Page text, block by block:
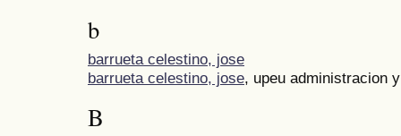
b
barrueta celestino, jose
barrueta celestino, jose, upeu administracion
B